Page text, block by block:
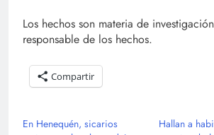
Los hechos son materia de
responsable de los hechos.
Compartir
En Henequén, sicarios
Hallan a